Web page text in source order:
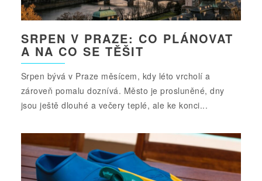
SRPEN V PRAZE: CO PLÁNOVAT
A NA CO SE TĚŠIT
Srpen bývá v Praze měsícem, kdy léto vrcholí a
zároveň pomalu doznívá. Město je prosluněné, dny
jsou ještě dlouhé a večery teplé, ale ke konci...